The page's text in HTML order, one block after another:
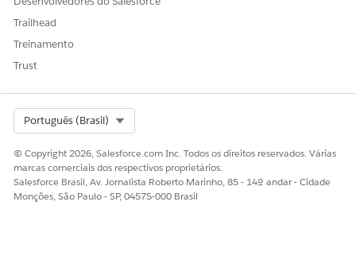
Trailhead
Treinamento
Trust
Português (Brasil)
© Copyright 2026, Salesforce.com Inc. Todos os direitos reservados. Várias
marcas comerciais dos respectivos proprietários.
Salesforce Brasil, Av. Jornalista Roberto Marinho, 85 - 14º andar - Cidade
Monções, São Paulo - SP, 04575-000 Brasil